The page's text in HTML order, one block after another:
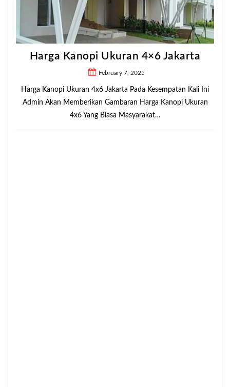
Harga Kanopi Ukuran 4×6 Jakarta
February 7, 2025
Harga Kanopi Ukuran 4x6 Jakarta Pada Kesempatan Kali Ini
Admin Akan Memberikan Gambaran Harga Kanopi Ukuran
4x6 Yang Biasa Masyarakat…